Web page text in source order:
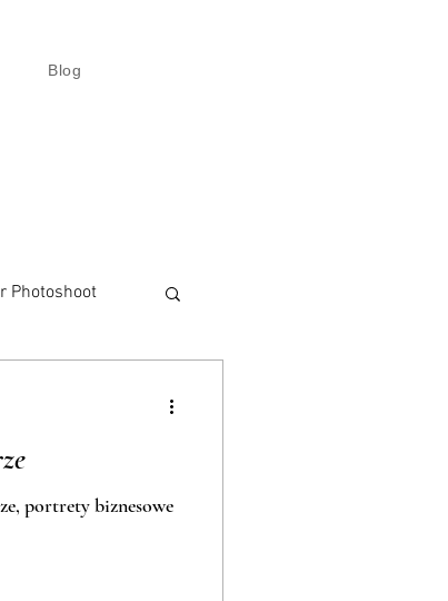
Blog
Photoshoot
portrety biznesowe